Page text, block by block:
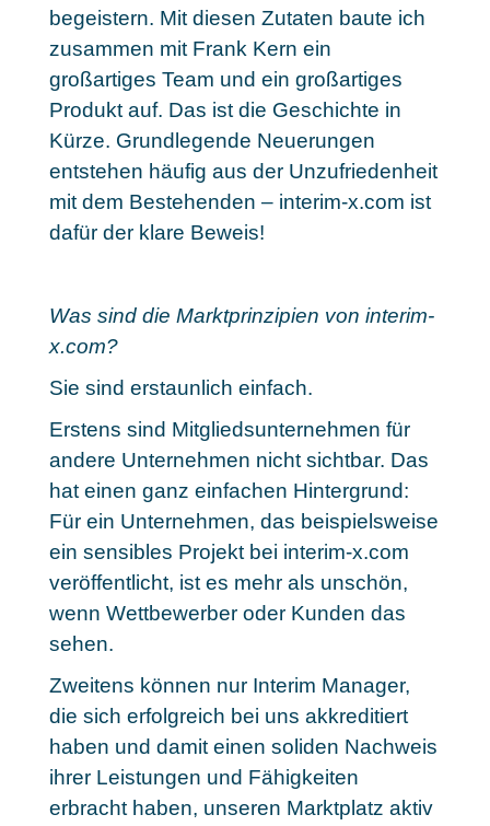
begeistern. Mit diesen Zutaten baute ich
zusammen mit Frank Kern ein
großartiges Team und ein großartiges
Produkt auf. Das ist die Geschichte in
Kürze. Grundlegende Neuerungen
entstehen häufig aus der Unzufriedenheit
mit dem Bestehenden – interim-x.com ist
dafür der klare Beweis!
Was sind die Marktprinzipien von interim-
x.com?
Sie sind erstaunlich einfach.
Erstens sind Mitgliedsunternehmen für
andere Unternehmen nicht sichtbar. Das
hat einen ganz einfachen Hintergrund:
Für ein Unternehmen, das beispielsweise
ein sensibles Projekt bei interim-x.com
veröffentlicht, ist es mehr als unschön,
wenn Wettbewerber oder Kunden das
sehen.
Zweitens können nur Interim Manager,
die sich erfolgreich bei uns akkreditiert
haben und damit einen soliden Nachweis
ihrer Leistungen und Fähigkeiten
erbracht haben, unseren Marktplatz aktiv